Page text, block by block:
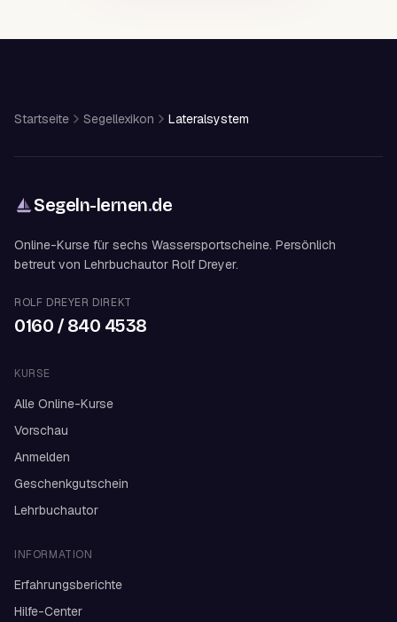
Startseite Segellexikon Lateralsystem
Segeln-lernen.de
Online-Kurse für sechs Wassersportscheine. Persönlich
betreut von Lehrbuchautor Rolf Dreyer.
ROLF DREYER DIREKT
0160 / 840 4538
KURSE
Alle Online-Kurse
Vorschau
Anmelden
Geschenkgutschein
Lehrbuchautor
INFORMATION
Erfahrungsberichte
Hilfe-Center